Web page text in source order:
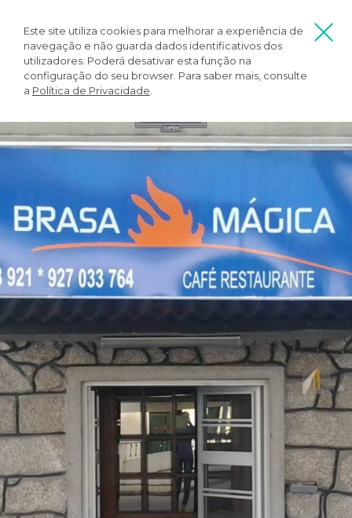
Este site utiliza cookies para melhorar a experiência de
navegação e não guarda dados identificativos dos
utilizadores. Poderá desativar esta função na
configuração do seu browser. Para saber mais, consulte
a Política de Privacidade